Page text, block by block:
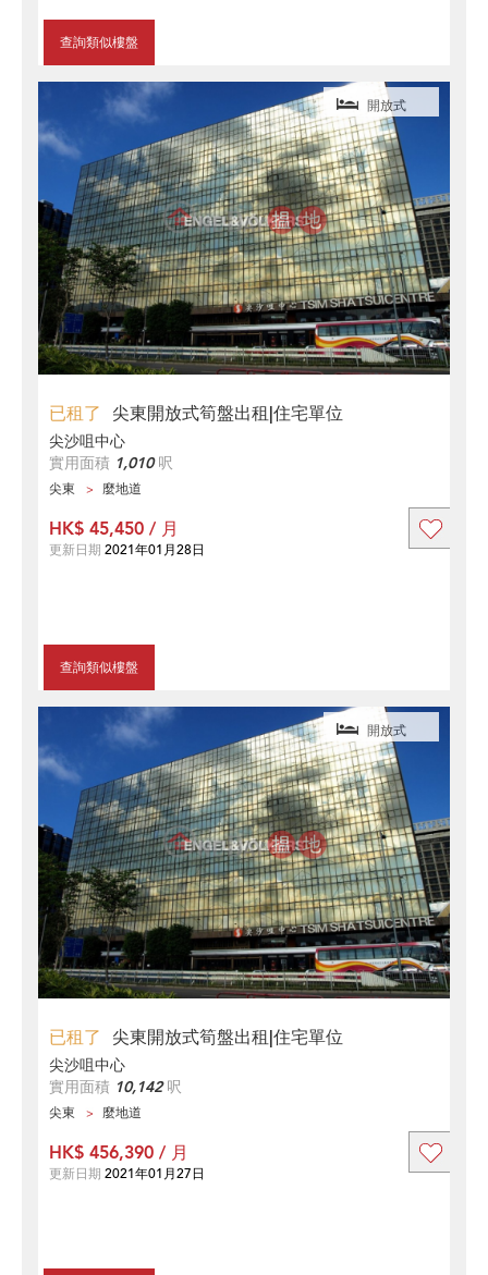
查詢類似樓盤
已租了 尖東開放式筍盤出租|住宅單位
開放式
尖沙咀中心
實用面積 1,010呎
尖東 麼地道
查詢類似樓盤
HK$ 45,450 / 月
更新日期 2021年01月28日
已租了 尖東開放式筍盤出租|住宅單位
開放式
尖沙咀中心
實用面積 10,142呎
尖東 麼地道
HK$ 456,390 / 月
更新日期 2021年01月27日